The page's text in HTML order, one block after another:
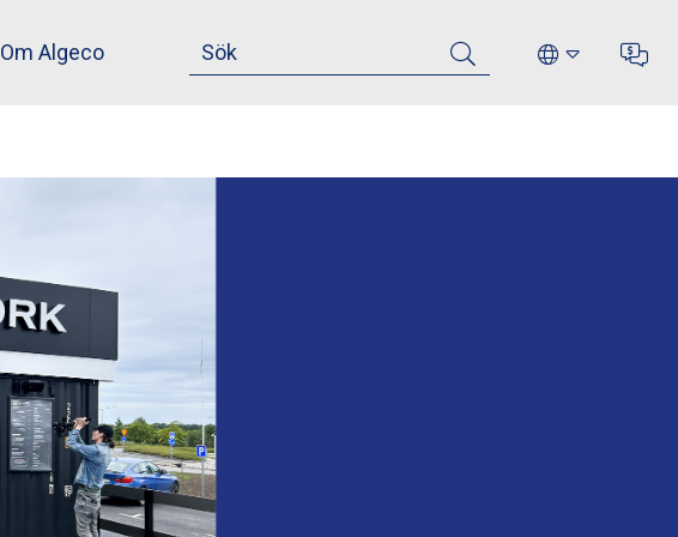
Om Algeco